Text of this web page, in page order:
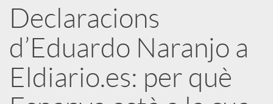
b
l
Declaracions
d’Eduardo Naranjo a
Eldiario.es: per què